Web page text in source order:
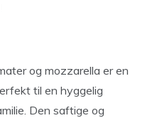
og mozzarella er en
til en hyggelig
Den saftige og